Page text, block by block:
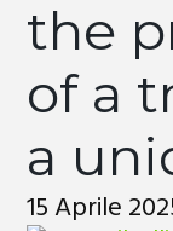
the
of a
a
15 Aprile